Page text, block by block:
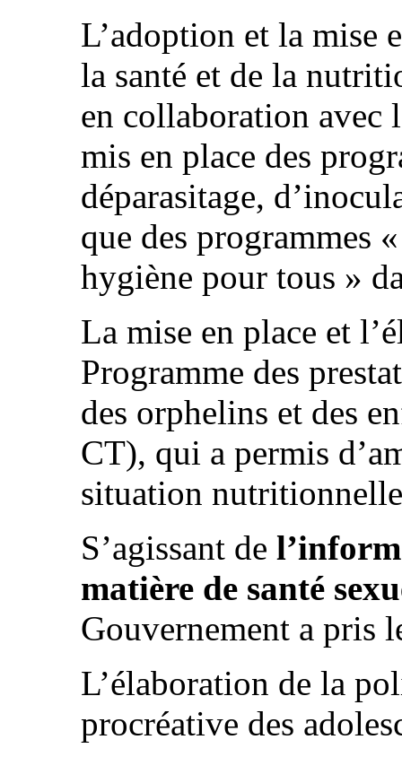
L’adoption et la mise
la santé et de la
en collaboration avec
mis en place des
déparasitage,
que des programmes
hygiène pour tous »
La mise en place et
Programme des
des orphelins et des
CT), qui a permis
situation
S’agissant de
matière de santé
Gouvernement a pris
L’élaboration de la
procréative des